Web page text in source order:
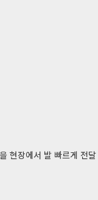
현장에서 발 빠르게 전달